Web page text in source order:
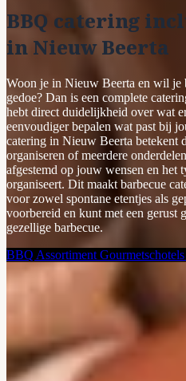
BBQ catering
in Nieuw Beerta
Woon je in Nieuw Beerta en wil je
gedoe? Dan is een complete
hebt direct duidelijkheid over wat
eenvoudiger bepalen wat past bij
catering in Nieuw Beerta betekent
organiseren of meerdere
afgestemd op jouw wensen en het
organiseert. Dit maakt barbecue
voor zowel spontane etentjes als
voorbereid en kunt met een gerust
gezellige barbecue.
BBQ Assortiment Gourmetschotels